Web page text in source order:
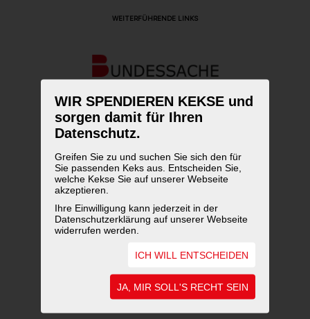
WIR SPENDIEREN KEKSE und
sorgen damit für Ihren
Datenschutz.
Greifen Sie zu und suchen Sie sich den für
Sie passenden Keks aus. Entscheiden Sie,
welche Kekse Sie auf unserer Webseite
akzeptieren.
Ihre Einwilligung kann jederzeit in der
Datenschutzerklärung auf unserer Webseite
widerrufen werden.
ICH WILL ENTSCHEIDEN
JA, MIR SOLL'S RECHT SEIN
WEITERFÜHRENDE LINKS